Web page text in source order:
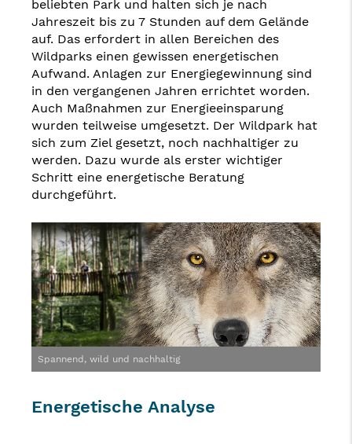
beliebten Park und halten sich je nach
Jahreszeit bis zu 7 Stunden auf dem Gelände
auf. Das erfordert in allen Bereichen des
Wildparks einen gewissen energetischen
Aufwand. Anlagen zur Energiegewinnung sind
in den vergangenen Jahren errichtet worden.
Auch Maßnahmen zur Energieeinsparung
wurden teilweise umgesetzt. Der Wildpark hat
sich zum Ziel gesetzt, noch nachhaltiger zu
werden. Dazu wurde als erster wichtiger
Schritt eine energetische Beratung
durchgeführt.
Spannend, wild und nachhaltig
Energetische Analyse